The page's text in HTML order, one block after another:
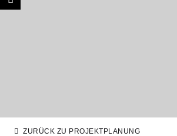
ZURÜCK ZU PROJEKTPLANUNG